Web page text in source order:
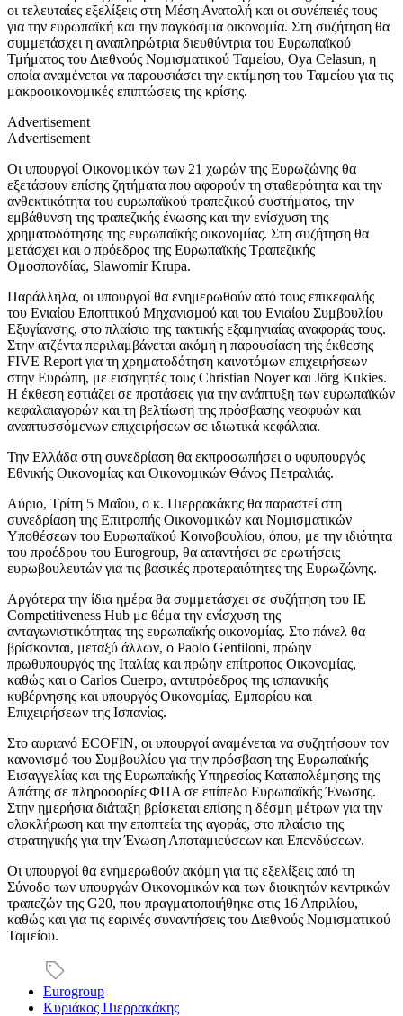
οι τελευταίες εξελίξεις στη Μέση Ανατολή και οι συνέπειές τους
για την ευρωπαϊκή και την παγκόσμια οικονομία. Στη συζήτηση θα
συμμετάσχει η αναπληρώτρια διευθύντρια του Ευρωπαϊκού
Τμήματος του Διεθνούς Νομισματικού Ταμείου, Oya Celasun, η
οποία αναμένεται να παρουσιάσει την εκτίμηση του Ταμείου για τις
μακροοικονομικές επιπτώσεις της κρίσης.
Advertisement
Advertisement
Οι υπουργοί Οικονομικών των 21 χωρών της Ευρωζώνης θα
εξετάσουν επίσης ζητήματα που αφορούν τη σταθερότητα και την
ανθεκτικότητα του ευρωπαϊκού τραπεζικού συστήματος, την
εμβάθυνση της τραπεζικής ένωσης και την ενίσχυση της
χρηματοδότησης της ευρωπαϊκής οικονομίας. Στη συζήτηση θα
μετάσχει και ο πρόεδρος της Ευρωπαϊκής Τραπεζικής
Ομοσπονδίας, Slawomir Krupa.
Παράλληλα, οι υπουργοί θα ενημερωθούν από τους επικεφαλής
του Ενιαίου Εποπτικού Μηχανισμού και του Ενιαίου Συμβουλίου
Εξυγίανσης, στο πλαίσιο της τακτικής εξαμηνιαίας αναφοράς τους.
Στην ατζέντα περιλαμβάνεται ακόμη η παρουσίαση της έκθεσης
FIVE Report για τη χρηματοδότηση καινοτόμων επιχειρήσεων
στην Ευρώπη, με εισηγητές τους Christian Noyer και Jörg Kukies.
Η έκθεση εστιάζει σε προτάσεις για την ανάπτυξη των ευρωπαϊκών
κεφαλαιαγορών και τη βελτίωση της πρόσβασης νεοφυών και
αναπτυσσόμενων επιχειρήσεων σε ιδιωτικά κεφάλαια.
Την Ελλάδα στη συνεδρίαση θα εκπροσωπήσει ο υφυπουργός
Εθνικής Οικονομίας και Οικονομικών Θάνος Πετραλιάς.
Αύριο, Τρίτη 5 Μαΐου, ο κ. Πιερρακάκης θα παραστεί στη
συνεδρίαση της Επιτροπής Οικονομικών και Νομισματικών
Υποθέσεων του Ευρωπαϊκού Κοινοβουλίου, όπου, με την ιδιότητα
του προέδρου του Eurogroup, θα απαντήσει σε ερωτήσεις
ευρωβουλευτών για τις βασικές προτεραιότητες της Ευρωζώνης.
Αργότερα την ίδια ημέρα θα συμμετάσχει σε συζήτηση του IE
Competitiveness Hub με θέμα την ενίσχυση της
ανταγωνιστικότητας της ευρωπαϊκής οικονομίας. Στο πάνελ θα
βρίσκονται, μεταξύ άλλων, ο Paolo Gentiloni, πρώην
πρωθυπουργός της Ιταλίας και πρώην επίτροπος Οικονομίας,
καθώς και ο Carlos Cuerpo, αντιπρόεδρος της ισπανικής
κυβέρνησης και υπουργός Οικονομίας, Εμπορίου και
Επιχειρήσεων της Ισπανίας.
Στο αυριανό ECOFIN, οι υπουργοί αναμένεται να συζητήσουν τον
κανονισμό του Συμβουλίου για την πρόσβαση της Ευρωπαϊκής
Εισαγγελίας και της Ευρωπαϊκής Υπηρεσίας Καταπολέμησης της
Απάτης σε πληροφορίες ΦΠΑ σε επίπεδο Ευρωπαϊκής Ένωσης.
Στην ημερήσια διάταξη βρίσκεται επίσης η δέσμη μέτρων για την
ολοκλήρωση και την εποπτεία της αγοράς, στο πλαίσιο της
στρατηγικής για την Ένωση Αποταμιεύσεων και Επενδύσεων.
Οι υπουργοί θα ενημερωθούν ακόμη για τις εξελίξεις από τη
Σύνοδο των υπουργών Οικονομικών και των διοικητών κεντρικών
τραπεζών της G20, που πραγματοποιήθηκε στις 16 Απριλίου,
καθώς και για τις εαρινές συναντήσεις του Διεθνούς Νομισματικού
Ταμείου.
Eurogroup
Κυριάκος Πιερρακάκης